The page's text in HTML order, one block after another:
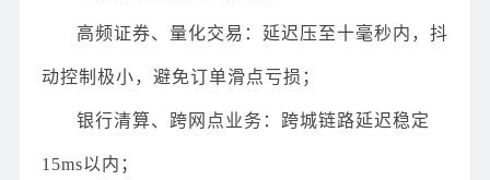
高频证券、量化交易：延迟压至十毫秒内，抖
动控制极小，避免订单滑点亏损；
银行清算、跨网点业务：跨城链路延迟稳定
15ms以内；